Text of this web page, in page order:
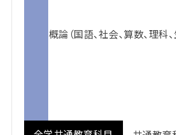
概論（国語、社会、算数、理科